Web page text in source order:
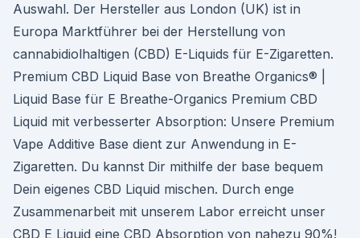
Auswahl. Der Hersteller aus London (UK) ist in
Europa Marktführer bei der Herstellung von
cannabidiolhaltigen (CBD) E-Liquids für E-Zigaretten.
Premium CBD Liquid Base von Breathe Organics® |
Liquid Base für E Breathe-Organics Premium CBD
Liquid mit verbesserter Absorption: Unsere Premium
Vape Additive Base dient zur Anwendung in E-
Zigaretten. Du kannst Dir mithilfe der base bequem
Dein eigenes CBD Liquid mischen. Durch enge
Zusammenarbeit mit unserem Labor erreicht unser
CBD E Liquid eine CBD Absorption von nahezu 90%!